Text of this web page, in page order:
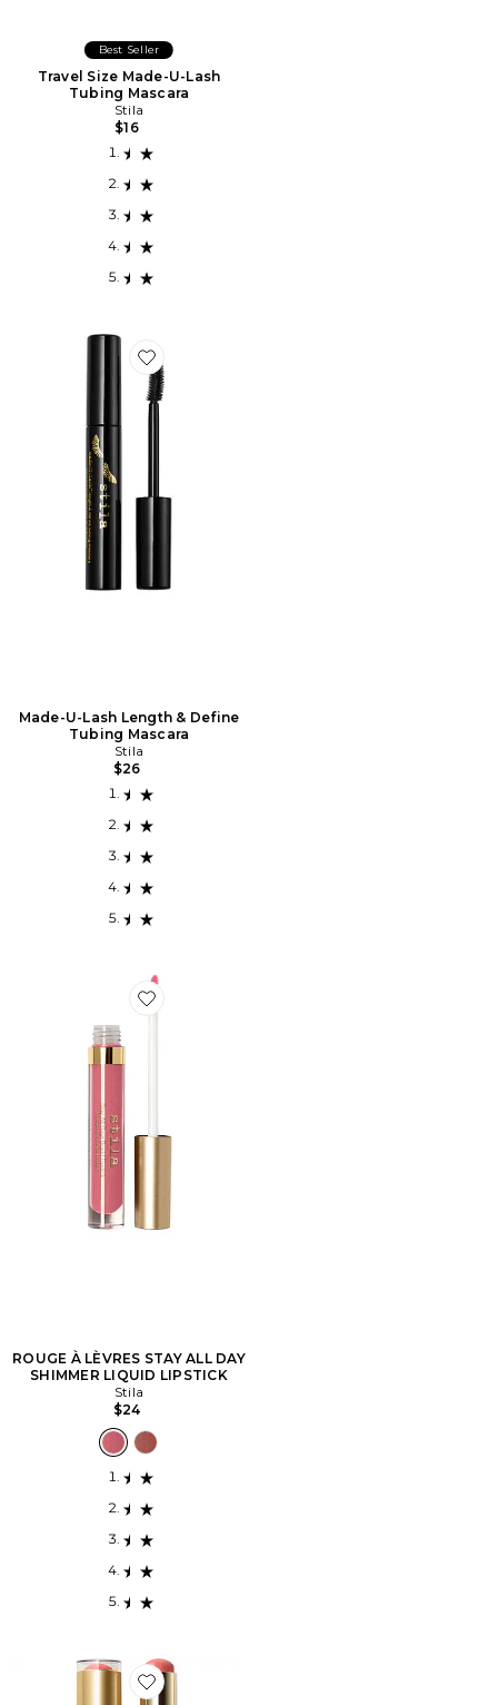
Best Seller
Travel Size Made-U-Lash
Tubing Mascara
Stila
$16
Favorite Made-U-Lash Length & Define Tubing
Made-U-Lash Length & Define
Tubing Mascara
Stila
$26
Favorite ROUGE À LÈVRES STAY ALL DAY SHIMMER
ROUGE À LÈVRES STAY ALL DAY
SHIMMER LIQUID LIPSTICK
Stila
$24
Favorite DUO BLUSH ET BLUSH BRONZANT